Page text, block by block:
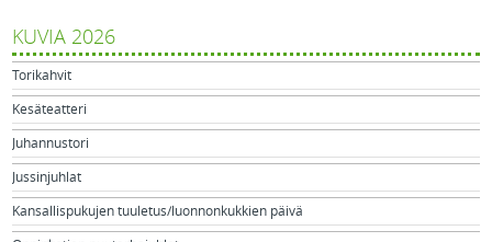
KUVIA 2026
Torikahvit
Kesäteatteri
Juhannustori
Jussinjuhlat
Kansallispukujen tuuletus/luonnonkukkien päivä